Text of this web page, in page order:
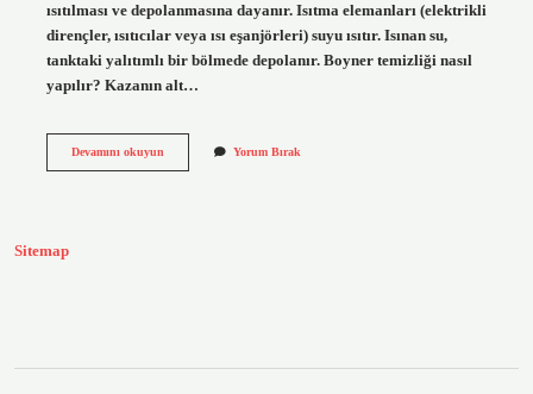
ısıtılması ve depolanmasına dayanır. Isıtma elemanları (elektrikli
dirençler, ısıtıcılar veya ısı eşanjörleri) suyu ısıtır. Isınan su,
tanktaki yalıtımlı bir bölmede depolanır. Boyner temizliği nasıl
yapılır? Kazanın alt…
Devamını okuyunBoyler
Yorum Bırak
Sitemap